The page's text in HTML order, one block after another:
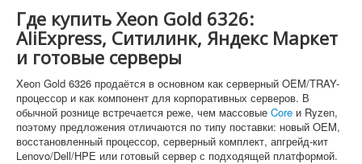
Где купить Xeon Gold 6326:
AliExpress, Ситилинк, Яндекс Маркет
и готовые серверы
Xeon Gold 6326 продаётся в основном как серверный OEM/TRAY-
процессор и как компонент для корпоративных серверов. В
обычной рознице встречается реже, чем массовые Core и Ryzen,
поэтому предложения отличаются по типу поставки: новый OEM,
восстановленный процессор, серверный комплект, апгрейд-кит
Lenovo/Dell/HPE или готовый сервер с подходящей платформой.